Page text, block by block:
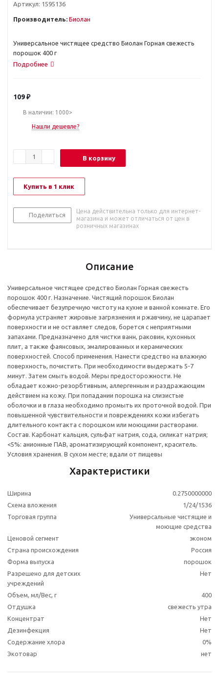
Артикул: 1595136
Производитель: Биолан
Универсальное чистящее средство Биолан Горная свежесть
порошок 400 г
Подробнее
109₽
В наличии: 1000>
Нашли дешевле?
В корзину
Купить в 1 клик
Поделиться
Цена действительна только для интернет-
магазина и может отличаться от цен в
розничных магазинах
Описание
Универсальное чистящее средство Биолан Горная свежесть
порошок 400 г. Назначение. Чистящий порошок Биолан
обеспечивает безупречную чистоту на кухне и ванной комнате. Его
формула устраняет жировые загрязнения и ржавчину, не царапает
поверхности и не оставляет следов, борется с неприятными
запахами. Предназначено для чистки ванн, раковин, кухонных
плит, а также фаянсовых, эмалированных и керамических
поверхностей. Способ применения. Нанести средство на влажную
поверхность, почистить. При необходимости выдержать 5-7
минут. Затем смыть водой. Меры предосторожности. Не
обладает кожно-резорбтивным, аллергенным и раздражающим
действием на кожу. При попадании порошка на слизистые
оболочки и в глаза необходимо промыть их проточной водой. При
повышенной чувствительности и повреждениях кожи избегать
длительного контакта с порошком или моющими растворами.
Состав. Карбонат кальция, сульфат натрия, сода, силикат натрия;
<5%: анионные ПАВ, ароматизирующий компонент, краситель.
Условия хранения. В сухом месте; вдали от пищевы
Характеристики
Ширина
0.2750000000
Схема вложения
1/24/1536
Торговая группа
Универсальные чистящие и
моющие средства
Ценовой сегмент
эконом
Страна происхождения
Россия
Форма выпуска
порошок
Разрешено для детских
учреждений
Нет
Объем, мл/Вес, г
400
Отдушка
свежесть утра
Концентрат
Нет
Дезинфекция
Нет
Содержание хлора
0%
Экотовар
нет